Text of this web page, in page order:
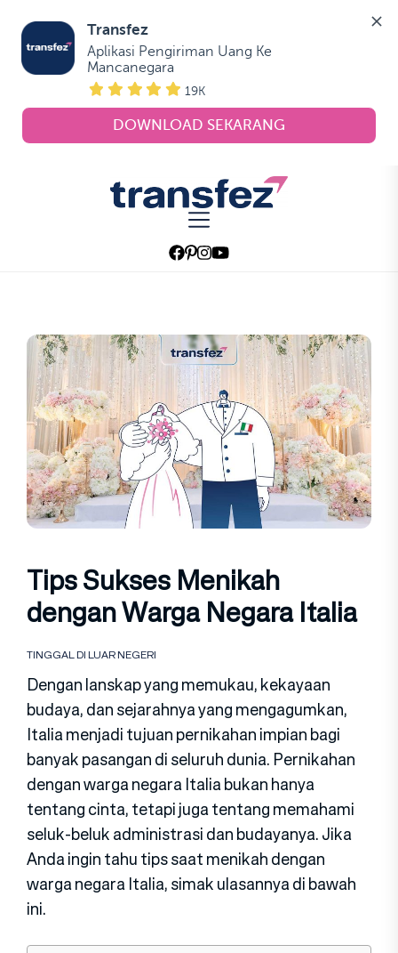
Transfez
Aplikasi Pengiriman Uang Ke
Mancanegara
19K
DOWNLOAD SEKARANG
Transfez
Tips Sukses Menikah
dengan Warga Negara Italia
TINGGAL DI LUAR NEGERI
Dengan lanskap yang memukau, kekayaan
budaya, dan sejarahnya yang mengagumkan,
Italia menjadi tujuan pernikahan impian bagi
banyak pasangan di seluruh dunia. Pernikahan
dengan warga negara Italia bukan hanya
tentang cinta, tetapi juga tentang memahami
seluk-beluk administrasi dan budayanya. Jika
Anda ingin tahu tips saat menikah dengan
warga negara Italia, simak ulasannya di bawah
ini.